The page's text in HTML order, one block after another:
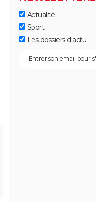
Actualité
Sport
Les dossiers d'actu